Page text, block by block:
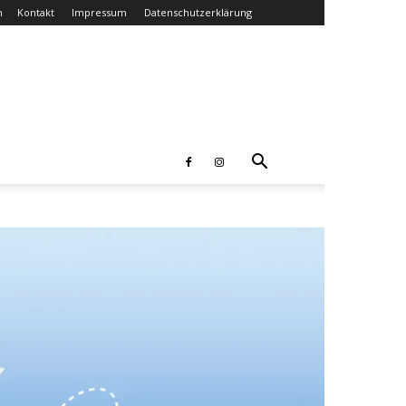
Kontakt Impressum Datenschutzerklärung